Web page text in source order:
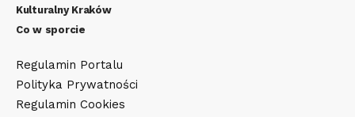
Kulturalny Kraków
Co w sporcie
Regulamin Portalu
Polityka Prywatności
Regulamin Cookies